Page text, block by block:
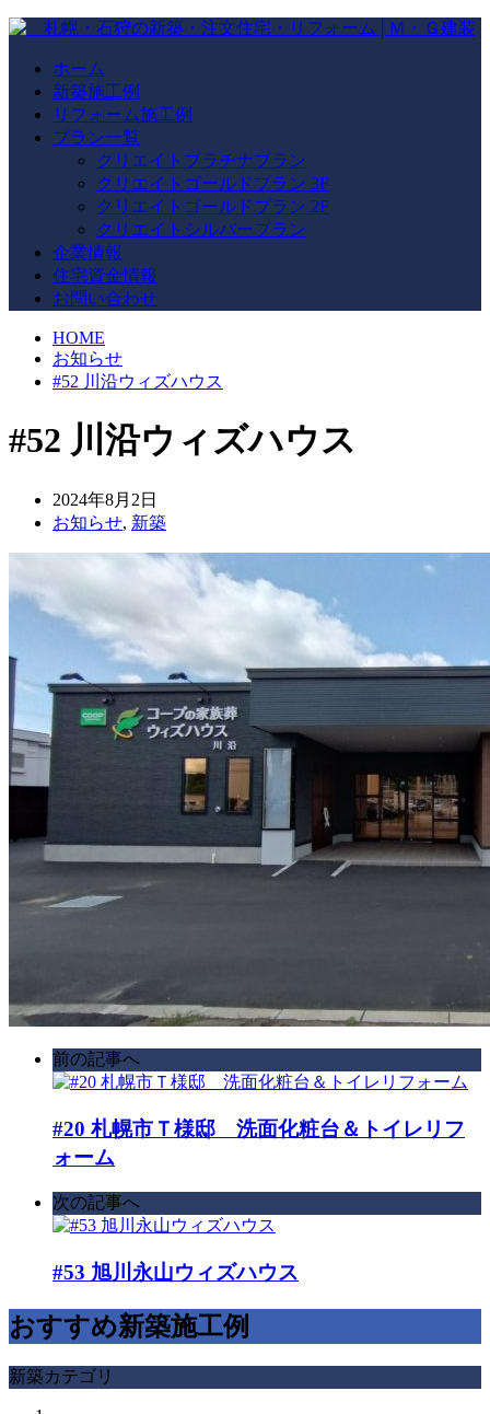
ホーム
新築施工例
リフォーム施工例
プラン一覧
クリエイトプラチナプラン
クリエイトゴールドプラン 3F
クリエイトゴールドプラン 2F
クリエイトシルバープラン
企業情報
住宅資金情報
お問い合わせ
HOME
お知らせ
#52 川沿ウィズハウス
#52 川沿ウィズハウス
2024年8月2日
お知らせ, 新築
前の記事へ
#20 札幌市Ｔ様邸 洗面化粧台＆トイレリフ
ォーム
次の記事へ
#53 旭川永山ウィズハウス
おすすめ新築施工例
新築カテゴリ